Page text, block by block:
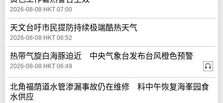
2026-08-08 HKT 07:00
天文台吁市民提防持续极端酷热天气
2026-08-08 HKT 06:52
热带气旋白海豚迫近 中央气象台发布台风橙色预警
2026-08-08 HKT 06:49
北角福荫道水管渗漏事故仍在维修 料中午恢复海峯园食
水供应